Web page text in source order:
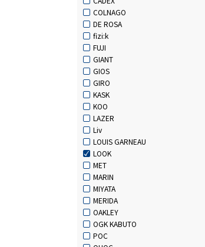
COLNAGO
DE ROSA
fizi:k
FUJI
GIANT
GIOS
GIRO
KASK
KOO
LAZER
Liv
LOUIS GARNEAU
LOOK
MET
MARIN
MIYATA
MERIDA
OAKLEY
OGK KABUTO
POC